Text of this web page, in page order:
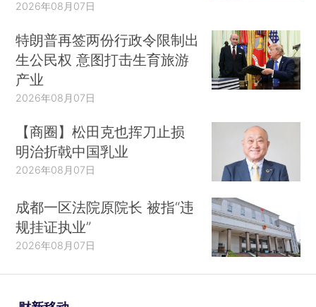
2026年08月07日
特朗普再签两份行政令限制出
生公民权 意图打击生育旅游
产业
2026年08月07日
【商圈】松田克也挥刀止损
明治折戟中国乳业
2026年08月07日
成都一区法院原院长 被指“违
规挂证执业”
2026年08月07日